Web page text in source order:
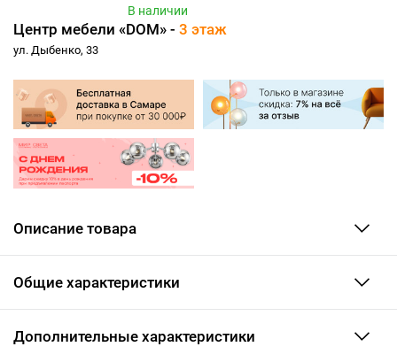
В наличии
Центр мебели «DOM» - 3 этаж
ул. Дыбенко, 33
Описание товара
Общие характеристики
Дополнительные характеристики